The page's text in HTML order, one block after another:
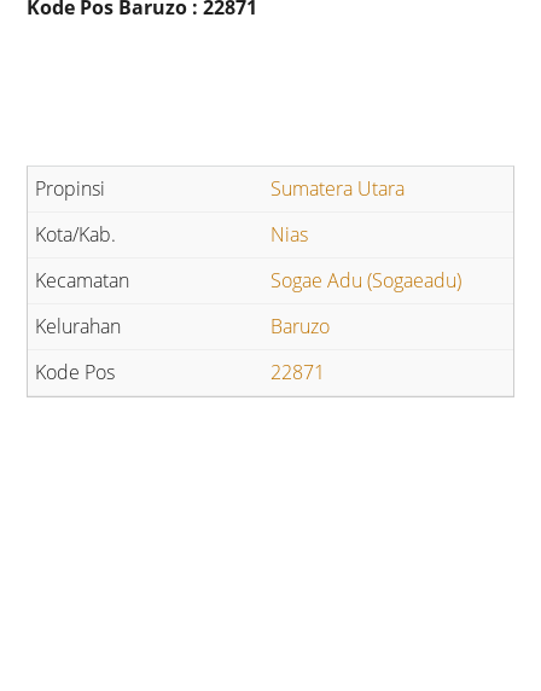
Kode Pos Baruzo : 22871
Sumatera Utara
Nias
Sogae Adu (Sogaeadu)
Baruzo
22871